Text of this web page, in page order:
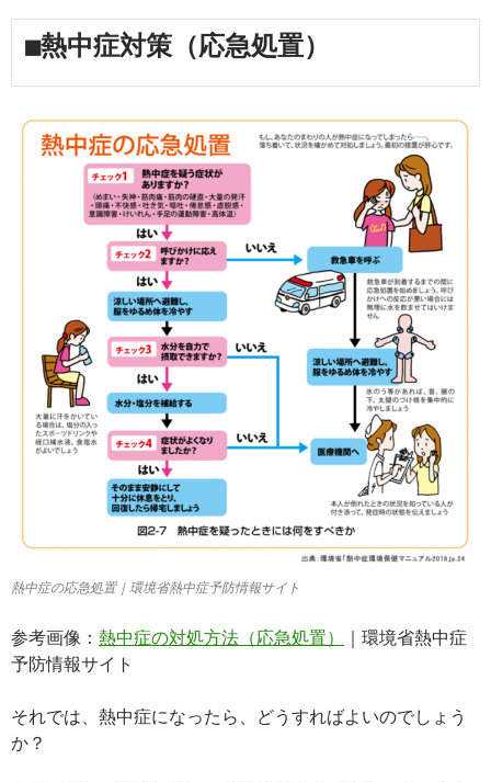
■熱中症対策（応急処置）
熱中症の応急処置｜環境省熱中症予防情報サイト
参考画像： 熱中症の対処方法（応急処置）
｜環境省熱中症
予防情報サイト
それでは、熱中症になったら、どうすればよいのでしょう
か？